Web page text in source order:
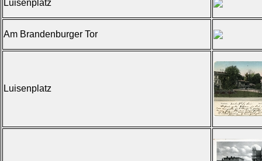
Luisenplatz
Am Brandenburger Tor
Luisenplatz